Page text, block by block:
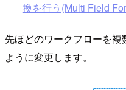
換を行う(Multi Field
先ほどのワークフローを
ように変更します。